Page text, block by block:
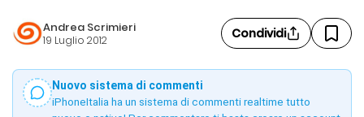
Andrea Scrimieri
19 Luglio 2012 Condividi
Nuovo sistema di commenti
iPhoneItalia ha un sistema di commenti realtime tutto